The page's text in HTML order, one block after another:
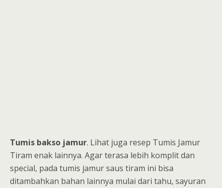
Tumis bakso jamur. Lihat juga resep Tumis Jamur
Tiram enak lainnya. Agar terasa lebih komplit dan
special, pada tumis jamur saus tiram ini bisa
ditambahkan bahan lainnya mulai dari tahu, sayuran